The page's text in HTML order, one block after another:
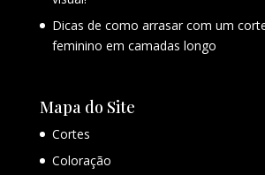
Dicas de como arrasar com um
feminino em camadas longo
Mapa do Site
Cortes
Coloração